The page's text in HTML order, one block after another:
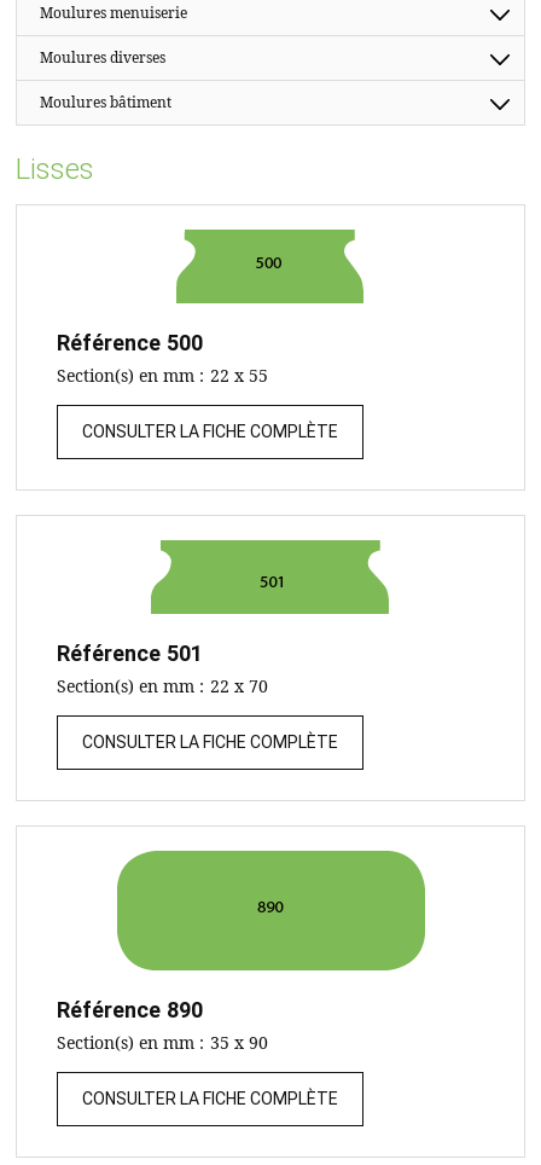
Moulures menuiserie
Moulures diverses
Moulures bâtiment
Lisses
Référence 500
Section(s) en mm : 22 x 55
CONSULTER LA FICHE COMPLÈTE
Référence 501
Section(s) en mm : 22 x 70
CONSULTER LA FICHE COMPLÈTE
Référence 890
Section(s) en mm : 35 x 90
CONSULTER LA FICHE COMPLÈTE